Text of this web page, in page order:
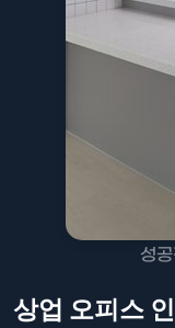
성
상업 오피스